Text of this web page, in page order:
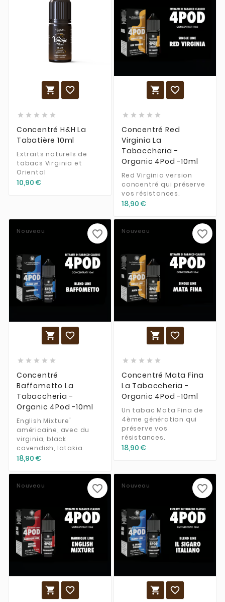
 
    
Concentré H&H La
Tabatière 10ml
Extraits naturels de
tabacs Virginia et
Oriental
10,90 €
 
    
Concentré Red
Virginia La
Tabaccheria -
Organic 4Pod -10ml
Red Virginia version
concentré qui préserve
vos résistances.
18,90 €
Nouveau
 
    
Concentré
Baffometto La
Tabaccheria -
Organic 4Pod -10ml
English Mixture'
américaine, avec du
virginia, black
cavendish, latakia.
18,90 €
favorite_border Nouveau
 
    
Concentré Mata Fina
La Tabaccheria -
Organic 4Pod -10ml
Un tabac Mata Fina de
4ème génération qui
préserve vos
résistances.
18,90 €
favorite_border
Nouveau
 
favorite_border Nouveau
 
favorite_border